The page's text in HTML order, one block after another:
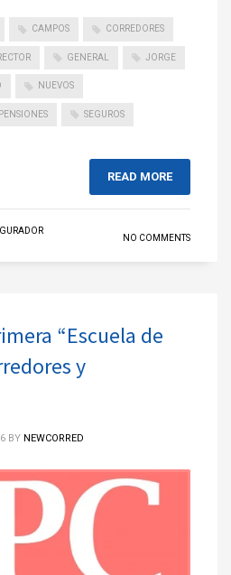
CAMPOS CORREDORES
GENERAL JORGE
NUEVOS
PENSIONES SEGUROS
READ MORE
NO COMMENTS
“Escuela de
y
BY NEWCORRED